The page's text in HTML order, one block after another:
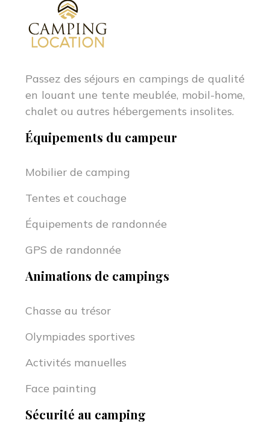
Passez des séjours en campings de qualité
en louant une tente meublée, mobil-home,
chalet ou autres hébergements insolites.
Équipements du campeur
Mobilier de camping
Tentes et couchage
Équipements de randonnée
GPS de randonnée
Animations de campings
Chasse au trésor
Olympiades sportives
Activités manuelles
Face painting
Sécurité au camping